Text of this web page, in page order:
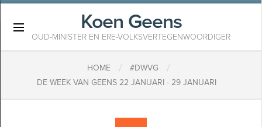
Koen Geens
OUD-MINISTER EN ERE-VOLKSVERTEGENWOORDIGER
HOME / #DWVG /
DE WEEK VAN GEENS 22 JANUARI - 29 JANUARI